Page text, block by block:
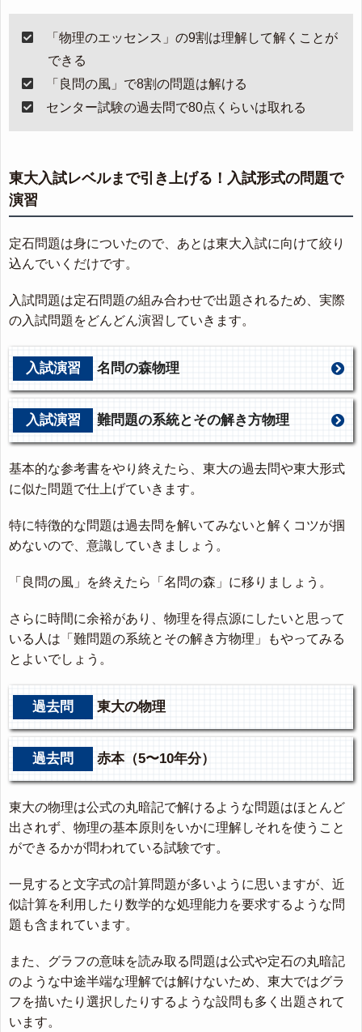
「物理のエッセンス」の9割は理解して解くことが
できる
「良問の風」で8割の問題は解ける
センター試験の過去問で80点くらいは取れる
東大入試レベルまで引き上げる！入試形式の問題で
演習
定石問題は身についたので、あとは東大入試に向けて絞り
込んでいくだけです。
入試問題は定石問題の組み合わせで出題されるため、実際
の入試問題をどんどん演習していきます。
入試演習 名問の森物理
入試演習 難問題の系統とその解き方物理
基本的な参考書をやり終えたら、東大の過去問や東大形式
に似た問題で仕上げていきます。
特に特徴的な問題は過去問を解いてみないと解くコツが掴
めないので、意識していきましょう。
「良問の風」を終えたら「名問の森」に移りましょう。
さらに時間に余裕があり、物理を得点源にしたいと思って
いる人は「難問題の系統とその解き方物理」もやってみる
とよいでしょう。
過去問 東大の物理
過去問 赤本（5〜10年分）
東大の物理は公式の丸暗記で解けるような問題はほとんど
出されず、物理の基本原則をいかに理解しそれを使うこと
ができるかが問われている試験です。
一見すると文字式の計算問題が多いように思いますが、近
似計算を利用したり数学的な処理能力を要求するような問
題も含まれています。
また、グラフの意味を読み取る問題は公式や定石の丸暗記
のような中途半端な理解では解けないため、東大ではグラ
フを描いたり選択したりするような設問も多く出題されて
います。